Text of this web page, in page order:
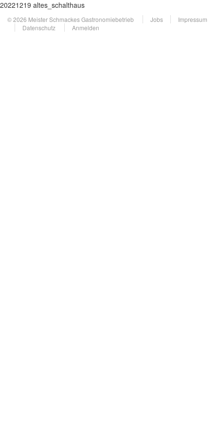
20221219 altes_schalthaus
© 2026 Meister Schmackes Gastronomiebetrieb Jobs
Impressum
Datenschutz
Anmelden